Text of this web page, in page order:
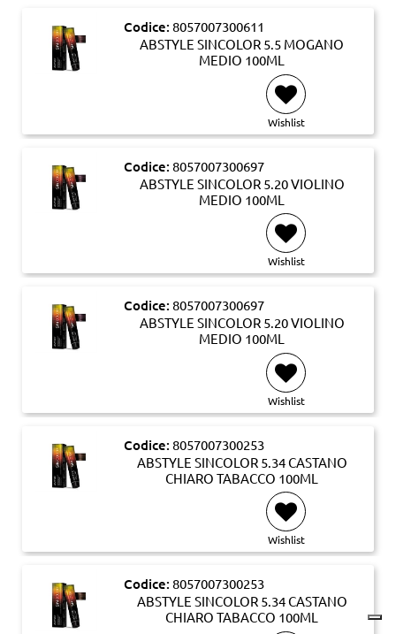
Codice: 8057007300611
ABSTYLE SINCOLOR 5.5 MOGANO
MEDIO 100ML
Wishlist
Codice: 8057007300697
ABSTYLE SINCOLOR 5.20 VIOLINO
MEDIO 100ML
Wishlist
Codice: 8057007300697
ABSTYLE SINCOLOR 5.20 VIOLINO
MEDIO 100ML
Wishlist
Codice: 8057007300253
ABSTYLE SINCOLOR 5.34 CASTANO
CHIARO TABACCO 100ML
Wishlist
Codice: 8057007300253
ABSTYLE SINCOLOR 5.34 CASTANO
CHIARO TABACCO 100ML